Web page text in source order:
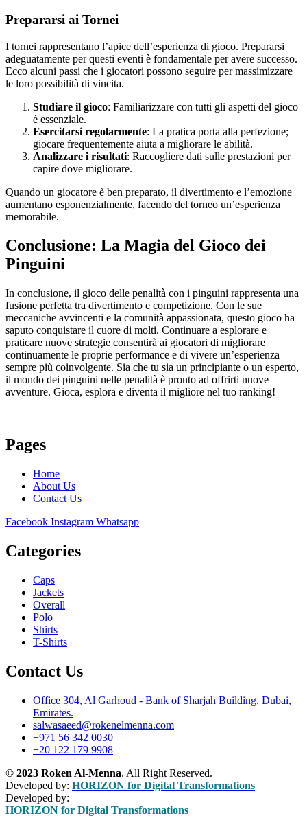
Prepararsi ai Tornei
I tornei rappresentano l’apice dell’esperienza di gioco. Prepararsi
adeguatamente per questi eventi è fondamentale per avere successo.
Ecco alcuni passi che i giocatori possono seguire per massimizzare
le loro possibilità di vincita.
Studiare il gioco: Familiarizzare con tutti gli aspetti del gioco
è essenziale.
Esercitarsi regolarmente: La pratica porta alla perfezione;
giocare frequentemente aiuta a migliorare le abilità.
Analizzare i risultati: Raccogliere dati sulle prestazioni per
capire dove migliorare.
Quando un giocatore è ben preparato, il divertimento e l’emozione
aumentano esponenzialmente, facendo del torneo un’esperienza
memorabile.
Conclusione: La Magia del Gioco dei
Pinguini
In conclusione, il gioco delle penalità con i pinguini rappresenta una
fusione perfetta tra divertimento e competizione. Con le sue
meccaniche avvincenti e la comunità appassionata, questo gioco ha
saputo conquistare il cuore di molti. Continuare a esplorare e
praticare nuove strategie consentirà ai giocatori di migliorare
continuamente le proprie performance e di vivere un’esperienza
sempre più coinvolgente. Sia che tu sia un principiante o un esperto,
il mondo dei pinguini nelle penalità è pronto ad offrirti nuove
avventure. Gioca, esplora e diventa il migliore nel tuo ranking!
Pages
Home
About Us
Contact Us
Facebook Instagram Whatsapp
Categories
Caps
Jackets
Overall
Polo
Shirts
T-Shirts
Contact Us
Office 304, Al Garhoud - Bank of Sharjah Building, Dubai,
Emirates.
salwasaeed@rokenelmenna.com
+971 56 342 0030
+20 122 179 9908
© 2023 Roken Al-Menna. All Right Reserved.
Developed by: HORIZON for Digital Transformations
Developed by:
HORIZON for Digital Transformations